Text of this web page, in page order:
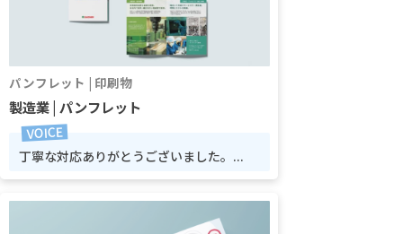
パンフレット | 印刷物
製造業 | パンフレット
丁寧な対応ありがとうございました。...